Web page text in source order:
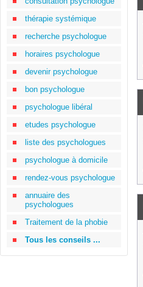
thérapie systémique
recherche psychologue
horaires psychologue
devenir psychologue
bon psychologue
psychologue libéral
etudes psychologue
liste des psychologues
psychologue à domicile
rendez-vous psychologue
annuaire des
psychologues
Traitement de la phobie
Tous les conseils ...